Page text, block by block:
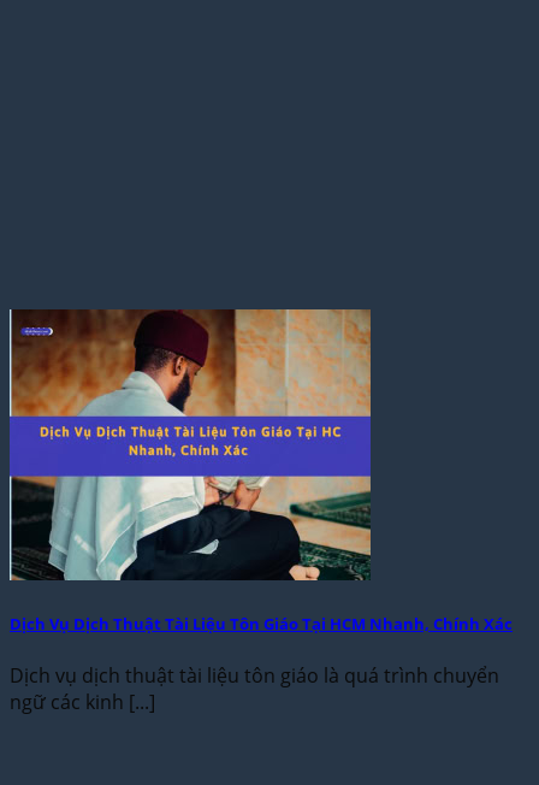
Dịch Vụ Dịch Thuật Tài Liệu Tôn Giáo Tại HCM Nhanh, Chính Xác
Dịch vụ dịch thuật tài liệu tôn giáo là quá trình chuyển
ngữ các kinh [...]